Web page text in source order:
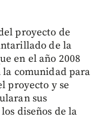
proyecto de
de la
en el año 2008
comunidad para
proyecto y se
sus
diseños de la